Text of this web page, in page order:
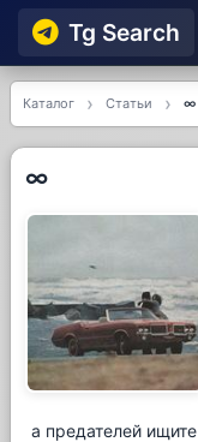
Tg Searсh
Каталог Статьи ∞
∞
а предателей